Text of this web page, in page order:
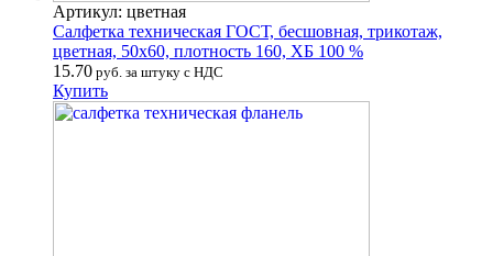
Артикул: цветная
Салфетка техническая ГОСТ, бесшовная, трикотаж,
цветная, 50х60, плотность 160, ХБ 100 %
15.70 руб. за штуку с НДС
Купить